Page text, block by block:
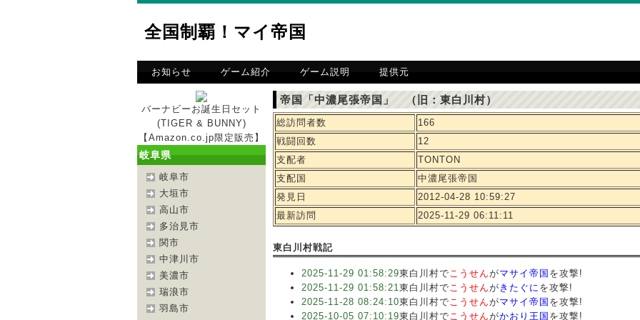
全国制覇！マイ帝国
お知らせ ゲーム紹介 ゲーム説明 提供元
バーナビーお誕生日セット
(TIGER & BUNNY)
【Amazon.co.jp限定販売】
岐阜県
岐阜市
大垣市
高山市
多治見市
関市
中津川市
美濃市
瑞浪市
羽島市
帝国「中濃尾張帝国」 （旧：東白川村）
総訪問者数
166
戦闘回数
12
支配者
TONTON
支配国
中濃尾張帝国
発見日
2012-04-28 10:59:27
最新訪問
2025-11-29 06:11:11
東白川村戦記
2025-11-29 01:58:29東白川村でこうせんがマサイ帝国 を攻撃!
2025-11-29 01:58:21東白川村でこうせんが きたぐに を攻撃!
2025-11-28 08:24:10東白川村でこうせんがマサイ帝国 を攻撃!
2025-10-05 07:10:19東白川村でこうせんがかおり王国 を攻撃!